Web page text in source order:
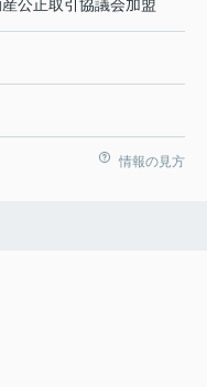
公正取引協議会加盟
情報の見方